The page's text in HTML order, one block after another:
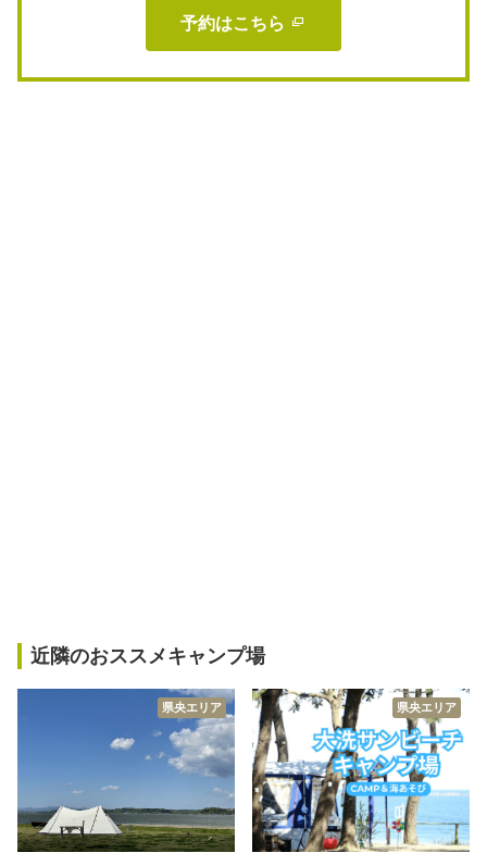
予約はこちら
近隣のおススメキャンプ場
県央エリア 県央エリア